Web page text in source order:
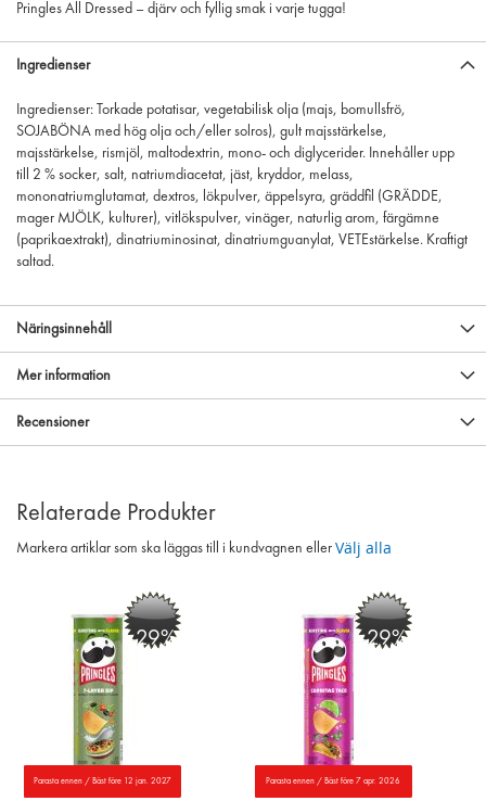
Pringles All Dressed – djärv och fyllig smak i varje tugga!
Ingredienser
Ingredienser: Torkade potatisar, vegetabilisk olja (majs, bomullsfrö,
SOJABÖNA med hög olja och/eller solros), gult majsstärkelse,
majsstärkelse, rismjöl, maltodextrin, mono- och diglycerider. Innehåller upp
till 2 % socker, salt, natriumdiacetat, jäst, kryddor, melass,
mononatriumglutamat, dextros, lökpulver, äppelsyra, gräddfil (GRÄDDE,
mager MJÖLK, kulturer), vitlökspulver, vinäger, naturlig arom, färgämne
(paprikaextrakt), dinatriuminosinat, dinatriumguanylat, VETEstärkelse. Kraftigt
saltad.
Näringsinnehåll
Mer information
Recensioner
Relaterade Produkter
Markera artiklar som ska läggas till i kundvagnen eller Välj alla
Parasta ennen / Bäst före 12 jan. 2027
-29%
Parasta ennen / Bäst före 7 apr. 2026
-29%